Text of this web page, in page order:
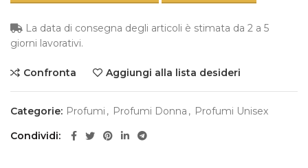
La data di consegna degli articoli è stimata da 2 a 5
giorni lavorativi.
Confronta Aggiungi alla lista desideri
Categorie: Profumi , Profumi Donna , Profumi Unisex
Condividi